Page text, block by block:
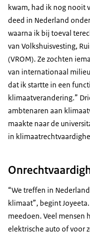
kwam, had ik nog nooit
deed in Nederland
waarna ik bij toeval
van Volkshuisvesting,
(VROM). Ze zochten
van internationaal
dat ik startte in een
klimaatverandering.”
ambtenaren aan
maakte naar de
in
“We treffen in
klimaat”, begint
meedoen. Veel mensen
elektrische auto of voor